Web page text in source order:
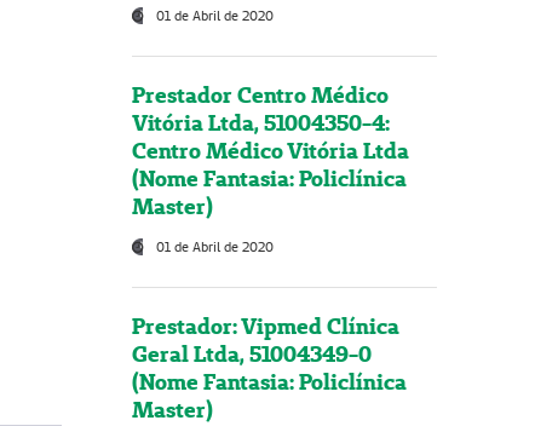
01 de Abril de 2020
Prestador Centro Médico
Vitória Ltda, 51004350-4:
Centro Médico Vitória Ltda
(Nome Fantasia: Policlínica
Master)
01 de Abril de 2020
Prestador: Vipmed Clínica
Geral Ltda, 51004349-0
(Nome Fantasia: Policlínica
Master)